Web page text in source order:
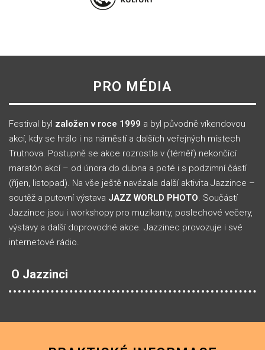
PRO MÉDIA
Festival byl založen v roce 1999 a byl původně víkendovou
akcí, kdy se hrálo i na náměstí a dalších veřejných místech
Trutnova. Postupně se akce rozrostla v (téměř) nekončící
maratón akcí – od února do dubna a poté i s podzimní částí
(říjen, listopad). Na vše ještě navázala další aktivita Jazzince –
soutěž a putovní výstava JAZZ WORLD PHOTO. Součástí
Jazzince jsou i workshopy pro muzikanty, poslechové večery,
výstavy a další doprovodné akce. Jazzinec provozuje i své
internetové rádio.
O Jazzinci